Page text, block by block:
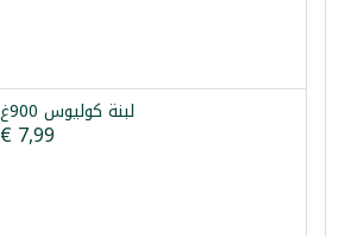
لبنة كوليوس 900غ
€ 7,99